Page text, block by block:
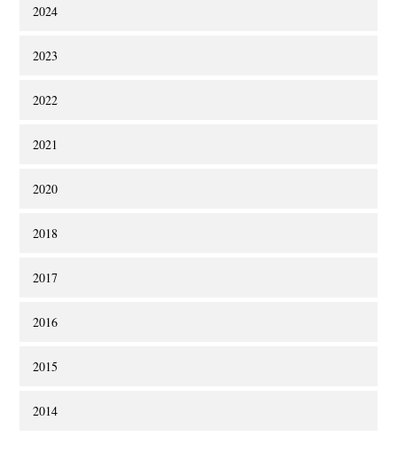
2024
2023
2022
2021
2020
2018
2017
2016
2015
2014